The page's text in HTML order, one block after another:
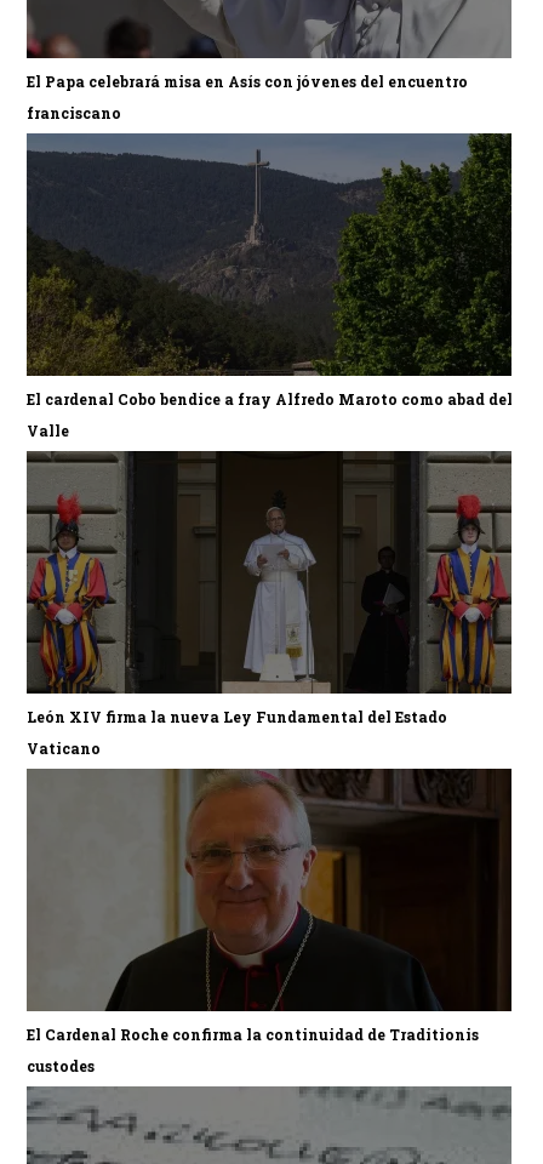
El Papa celebrará misa en Asís con jóvenes del encuentro
franciscano
El cardenal Cobo bendice a fray Alfredo Maroto como abad del
Valle
León XIV firma la nueva Ley Fundamental del Estado
Vaticano
El Cardenal Roche confirma la continuidad de Traditionis
custodes